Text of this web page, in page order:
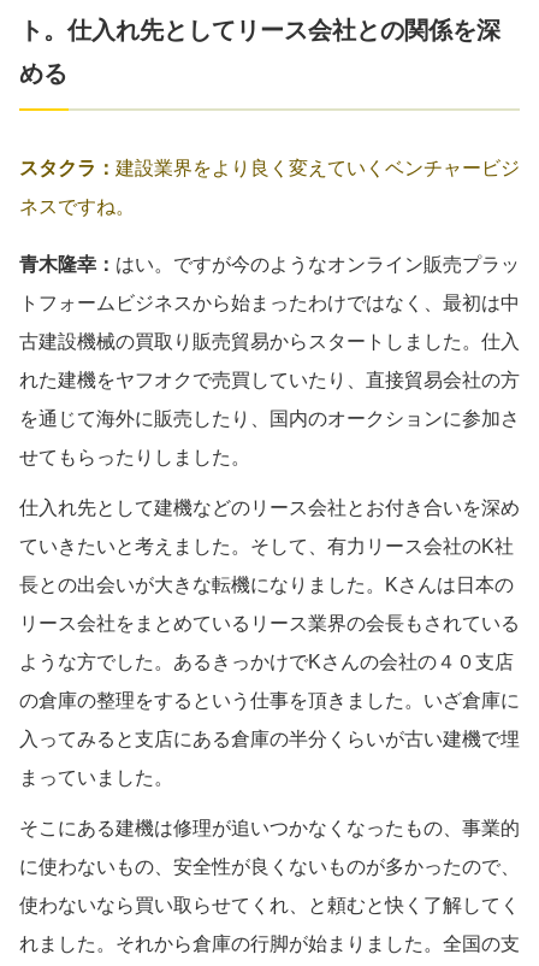
ト。仕入れ先としてリース会社との関係を深
める
スタクラ： 建設業界をより良く変えていくベンチャービジ
ネスですね。
青木隆幸： はい。ですが今のようなオンライン販売プラッ
トフォームビジネスから始まったわけではなく、最初は中
古建設機械の買取り販売貿易からスタートしました。仕入
れた建機をヤフオクで売買していたり、直接貿易会社の方
を通じて海外に販売したり、国内のオークションに参加さ
せてもらったりしました。
仕入れ先として建機などのリース会社とお付き合いを深め
ていきたいと考えました。そして、有力リース会社のK社
長との出会いが大きな転機になりました。Kさんは日本の
リース会社をまとめているリース業界の会長もされている
ような方でした。あるきっかけでKさんの会社の４０支店
の倉庫の整理をするという仕事を頂きました。いざ倉庫に
入ってみると支店にある倉庫の半分くらいが古い建機で埋
まっていました。
そこにある建機は修理が追いつかなくなったもの、事業的
に使わないもの、安全性が良くないものが多かったので、
使わないなら買い取らせてくれ、と頼むと快く了解してく
れました。それから倉庫の行脚が始まりました。全国の支